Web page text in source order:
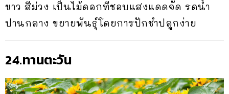
ขาว สีม่วง เป็นไม้ดอกที่ชอบแสงแดดจัด รดน้ำ
ปานกลาง ขยายพันธุ์โดยการปักชำปลูกง่าย
24.ทานตะวัน